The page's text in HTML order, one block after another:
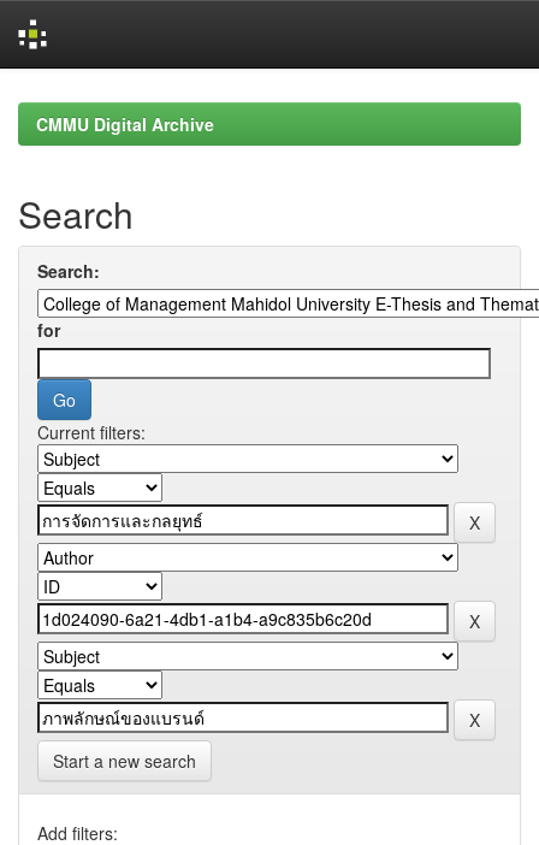
navigationCMMU Digital Archive
Search
Search:
for
Current filters:
Start a new search
Add filters: